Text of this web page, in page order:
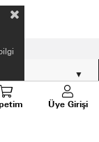
Üye Girişi